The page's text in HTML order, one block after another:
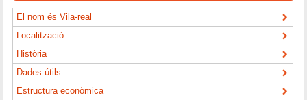
El nom és Vila-real
Localització
Història
Dades útils
Estructura econòmica